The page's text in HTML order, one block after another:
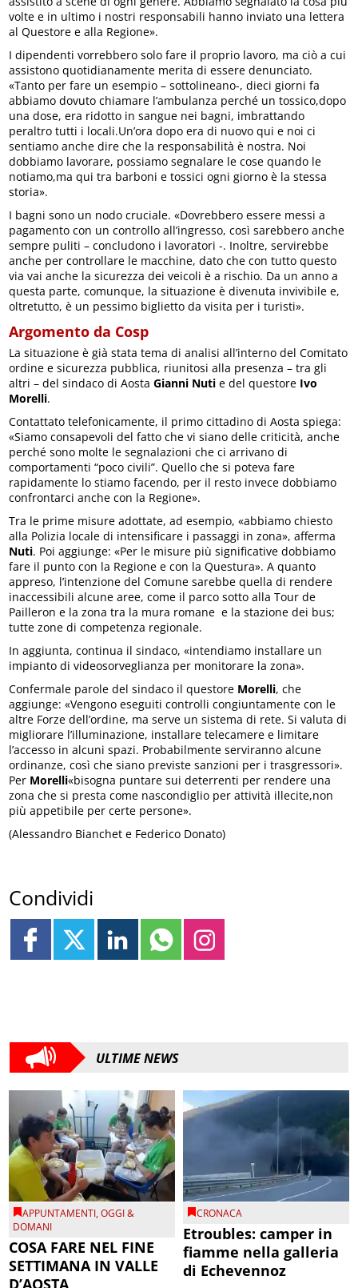
volte e in ultimo i nostri responsabili hanno inviato una lettera
al Questore e alla Regione».
I dipendenti vorrebbero solo fare il proprio lavoro, ma ciò a cui
assistono quotidianamente merita di essere denunciato.
«Tanto per fare un esempio – sottolineano-, dieci giorni fa
abbiamo dovuto chiamare l’ambulanza perché un tossico,dopo
una dose, era ridotto in sangue nei bagni, imbrattando
peraltro tutti i locali.Un’ora dopo era di nuovo qui e noi ci
sentiamo anche dire che la responsabilità è nostra. Noi
dobbiamo lavorare, possiamo segnalare le cose quando le
notiamo,ma qui tra barboni e tossici ogni giorno è la stessa
storia».
I bagni sono un nodo cruciale. «Dovrebbero essere messi a
pagamento con un controllo all’ingresso, così sarebbero anche
sempre puliti – concludono i lavoratori -. Inoltre, servirebbe
anche per controllare le macchine, dato che con tutto questo
via vai anche la sicurezza dei veicoli è a rischio. Da un anno a
questa parte, comunque, la situazione è divenuta invivibile e,
oltretutto, è un pessimo biglietto da visita per i turisti».
Argomento da Cosp
La situazione è già stata tema di analisi all’interno del Comitato
ordine e sicurezza pubblica, riunitosi alla presenza – tra gli
altri – del sindaco di AostaGianni Nutie del questore Ivo
Morelli.
Contattato telefonicamente, il primo cittadino di Aosta spiega:
«Siamo consapevoli del fatto che vi siano delle criticità, anche
perché sono molte le segnalazioni che ci arrivano di
comportamenti “poco civili”. Quello che si poteva fare
rapidamente lo stiamo facendo, per il resto invece dobbiamo
confrontarci anche con la Regione».
Tra le prime misure adottate, ad esempio, «abbiamo chiesto
alla Polizia locale di intensificare i passaggi in zona», afferma
Nuti. Poi aggiunge: «Per le misure più significative dobbiamo
fare il punto con la Regione e con la Questura». A quanto
appreso, l’intenzione del Comune sarebbe quella di rendere
inaccessibili alcune aree, come il parco sotto alla Tour de
Pailleron e la zona tra la mura romane e la stazione dei bus;
tutte zone di competenza regionale.
In aggiunta, continua il sindaco, «intendiamo installare un
impianto di videosorveglianza per monitorare la zona».
Confermale parole del sindaco il questore Morelli, che
aggiunge: «Vengono eseguiti controlli congiuntamente con le
altre Forze dell’ordine, ma serve un sistema di rete. Si valuta di
migliorare l’illuminazione, installare telecamere e limitare
l’accesso in alcuni spazi. Probabilmente serviranno alcune
ordinanze, così che siano previste sanzioni per i trasgressori».
Per Morelli«bisogna puntare sui deterrenti per rendere una
zona che si presta come nascondiglio per attività illecite,non
più appetibile per certe persone».
(Alessandro Bianchet e Federico Donato)
Condividi
ULTIME NEWS
APPUNTAMENTI,OGGI &
DOMANI
COSA FARE NEL FINE
SETTIMANA IN VALLE
D’AOSTA
CRONACA
Etroubles: camper in
fiamme nella galleria
di Echevennoz